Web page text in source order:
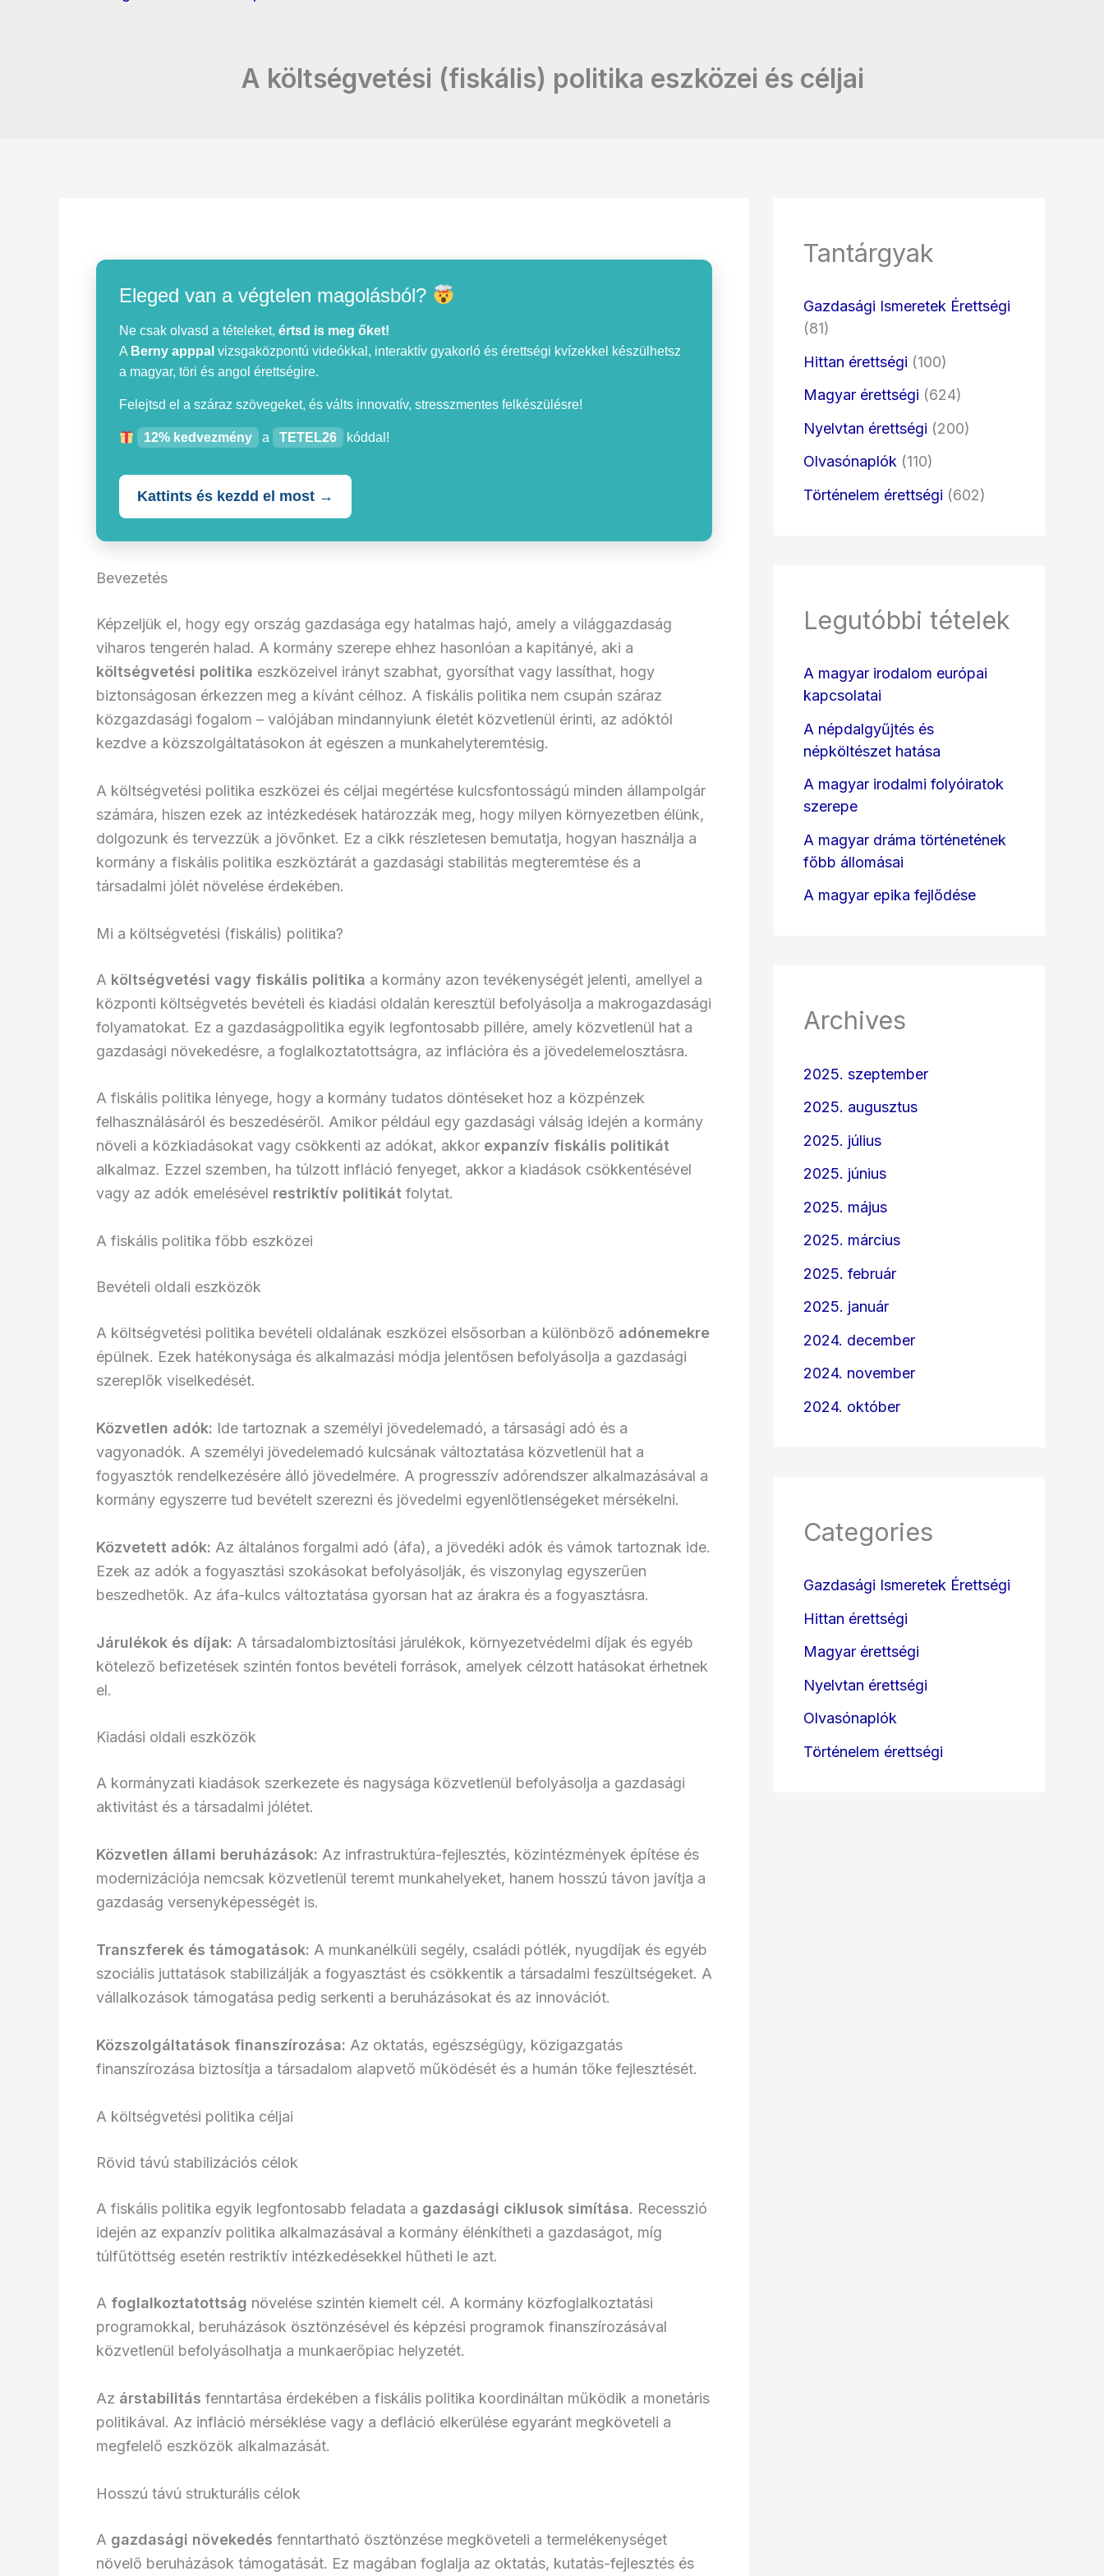
A költségvetési (fiskális) politika eszközei és céljai
Eleged van a végtelen magolásból?
Ne csak olvasd a tételeket, értsd is meg őket!
A Berny apppal vizsgaközpontú videókkal, interaktív gyakorló és érettségi kvízekkel készülhetsz
a magyar, töri és angol érettségire.
Felejtsd el a száraz szövegeket, és válts innovatív, stresszmentes felkészülésre!
12% kedvezmény a TETEL26 kóddal!
Kattints és kezdd el most →
Bevezetés
Képzeljük el, hogy egy ország gazdasága egy hatalmas hajó, amely a világgazdaság
viharos tengerén halad. A kormány szerepe ehhez hasonlóan a kapitányé, aki a
költségvetési politika eszközeivel irányt szabhat, gyorsíthat vagy lassíthat, hogy
biztonságosan érkezzen meg a kívánt célhoz. A fiskális politika nem csupán száraz
közgazdasági fogalom – valójában mindannyiunk életét közvetlenül érinti, az adóktól
kezdve a közszolgáltatásokon át egészen a munkahelyteremtésig.
A költségvetési politika eszközei és céljai megértése kulcsfontosságú minden állampolgár
számára, hiszen ezek az intézkedések határozzák meg, hogy milyen környezetben élünk,
dolgozunk és tervezzük a jövőnket. Ez a cikk részletesen bemutatja, hogyan használja a
kormány a fiskális politika eszköztárát a gazdasági stabilitás megteremtése és a
társadalmi jólét növelése érdekében.
Mi a költségvetési (fiskális) politika?
A költségvetési vagy fiskális politika a kormány azon tevékenységét jelenti, amellyel a
központi költségvetés bevételi és kiadási oldalán keresztül befolyásolja a makrogazdasági
folyamatokat. Ez a gazdaságpolitika egyik legfontosabb pillére, amely közvetlenül hat a
gazdasági növekedésre, a foglalkoztatottságra, az inflációra és a jövedelemelosztásra.
A fiskális politika lényege, hogy a kormány tudatos döntéseket hoz a közpénzek
felhasználásáról és beszedéséről. Amikor például egy gazdasági válság idején a kormány
növeli a közkiadásokat vagy csökkenti az adókat, akkor expanzív fiskális politikát
alkalmaz. Ezzel szemben, ha túlzott infláció fenyeget, akkor a kiadások csökkentésével
vagy az adók emelésével restriktív politikát folytat.
A fiskális politika főbb eszközei
Bevételi oldali eszközök
A költségvetési politika bevételi oldalának eszközei elsősorban a különböző adónemekre
épülnek. Ezek hatékonysága és alkalmazási módja jelentősen befolyásolja a gazdasági
szereplők viselkedését.
Közvetlen adók: Ide tartoznak a személyi jövedelemadó, a társasági adó és a
vagyonadók. A személyi jövedelemadó kulcsának változtatása közvetlenül hat a
fogyasztók rendelkezésére álló jövedelmére. A progresszív adórendszer alkalmazásával a
kormány egyszerre tud bevételt szerezni és jövedelmi egyenlőtlenségeket mérsékelni.
Közvetett adók: Az általános forgalmi adó (áfa), a jövedéki adók és vámok tartoznak ide.
Ezek az adók a fogyasztási szokásokat befolyásolják, és viszonylag egyszerűen
beszedhetők. Az áfa-kulcs változtatása gyorsan hat az árakra és a fogyasztásra.
Járulékok és díjak: A társadalombiztosítási járulékok, környezetvédelmi díjak és egyéb
kötelező befizetések szintén fontos bevételi források, amelyek célzott hatásokat érhetnek
el.
Kiadási oldali eszközök
A kormányzati kiadások szerkezete és nagysága közvetlenül befolyásolja a gazdasági
aktivitást és a társadalmi jólétet.
Közvetlen állami beruházások: Az infrastruktúra-fejlesztés, közintézmények építése és
modernizációja nemcsak közvetlenül teremt munkahelyeket, hanem hosszú távon javítja a
gazdaság versenyképességét is.
Transzferek és támogatások: A munkanélküli segély, családi pótlék, nyugdíjak és egyéb
szociális juttatások stabilizálják a fogyasztást és csökkentik a társadalmi feszültségeket. A
vállalkozások támogatása pedig serkenti a beruházásokat és az innovációt.
Közszolgáltatások finanszírozása: Az oktatás, egészségügy, közigazgatás
finanszírozása biztosítja a társadalom alapvető működését és a humán tőke fejlesztését.
A költségvetési politika céljai
Rövid távú stabilizációs célok
A fiskális politika egyik legfontosabb feladata a gazdasági ciklusok simítása. Recesszió
idején az expanzív politika alkalmazásával a kormány élénkítheti a gazdaságot, míg
túlfűtöttség esetén restriktív intézkedésekkel hűtheti le azt.
A foglalkoztatottság növelése szintén kiemelt cél. A kormány közfoglalkoztatási
programokkal, beruházások ösztönzésével és képzési programok finanszírozásával
közvetlenül befolyásolhatja a munkaerőpiac helyzetét.
Az árstabilitás fenntartása érdekében a fiskális politika koordináltan működik a monetáris
politikával. Az infláció mérséklése vagy a defláció elkerülése egyaránt megköveteli a
megfelelő eszközök alkalmazását.
Hosszú távú strukturális célok
A gazdasági növekedés fenntartható ösztönzése megköveteli a termelékenységet
növelő beruházások támogatását. Ez magában foglalja az oktatás, kutatás-fejlesztés és
Tantárgyak
Gazdasági Ismeretek Érettségi
(81)
Hittan érettségi (100)
Magyar érettségi (624)
Nyelvtan érettségi (200)
Olvasónaplók (110)
Történelem érettségi (602)
Legutóbbi tételek
A magyar irodalom európai
kapcsolatai
A népdalgyűjtés és
népköltészet hatása
A magyar irodalmi folyóiratok
szerepe
A magyar dráma történetének
főbb állomásai
A magyar epika fejlődése
Archives
2025. szeptember
2025. augusztus
2025. július
2025. június
2025. május
2025. március
2025. február
2025. január
2024. december
2024. november
2024. október
Categories
Gazdasági Ismeretek Érettségi
Hittan érettségi
Magyar érettségi
Nyelvtan érettségi
Olvasónaplók
Történelem érettségi